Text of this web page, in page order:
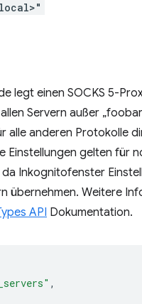
legt einen SOCKS 5-
Servern außer
alle anderen Protokolle
Einstellungen gelten für
Inkognitofenster
übernehmen. Weitere
API Dokumentation.
,